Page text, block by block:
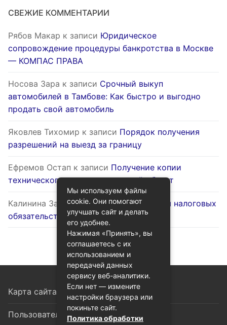
СВЕЖИЕ КОММЕНТАРИИ
Рябов Макар к записи Юридическое
сопровождение процедуры банкротства в Москве
— КОМПАС ПРАВА
Носова Зара к записи Срочный выкуп
автомобилей в Тамбове: Как быстро и выгодно
продать свой автомобиль
Яковлев Тихомир к записи Порядок получения
разрешений на выезд за границу
Ефремов Остап к записи Получение копии
технического паспорта на жилой объект
Калинина Залинак записиОптимизация налоговых
обязательств через госуслуги
Карта сайта
Пользовательское соглашение
Мы используем файлы
cookie. Они помогают
улучшать сайт и делать
его удобнее.
Нажимая «Принять», вы
соглашаетесь с их
использованием и
передачей данных
сервису веб-аналитики.
Если нет — измените
настройки браузера или
покиньте сайт.
Политика обработки